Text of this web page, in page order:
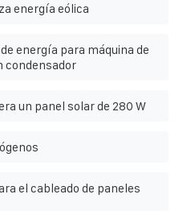
energía eólica
energía para máquina de
condensador
un panel solar de 280 W
el cableado de paneles